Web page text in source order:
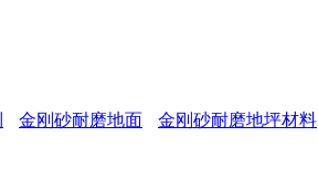
金刚砂耐磨地面 金刚砂耐磨地坪材料